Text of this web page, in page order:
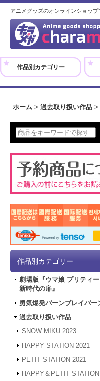
アニメグッズのオンラインショップ
作品別カテゴリー
ホーム > 過去取り扱い作品 >
作品別カテゴリー
劇場版『ウマ娘 プリティ
新時代の扉』
勇気爆発バーンブレイバー
過去取り扱い作品
SNOW MIKU 2023
HAPPY STATION 2021
PETIT STATION 2021
HAPPY＆PETIT